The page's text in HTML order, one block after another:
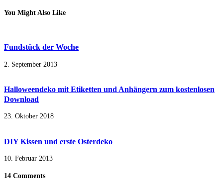
You Might Also Like
Fundstück der Woche
2. September 2013
Halloweendeko mit Etiketten und Anhängern zum kostenlosen
Download
23. Oktober 2018
DIY Kissen und erste Osterdeko
10. Februar 2013
14 Comments